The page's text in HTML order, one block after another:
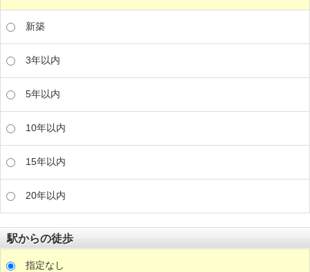
新築
3年以内
5年以内
10年以内
15年以内
20年以内
駅からの徒歩
指定なし